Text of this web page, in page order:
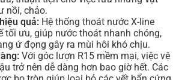
nồi, chảo.
quả: Hệ thống thoát nước X-line
tối ưu, giúp nước thoát nhanh chóng,
ứ đọng gây ra mùi hôi khó chịu.
Với góc lượn R15 mềm mại, việc vệ
trở nên dễ dàng hơn bao giờ hết. Các